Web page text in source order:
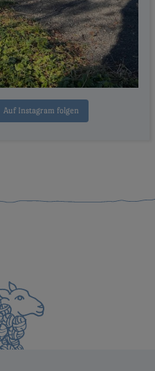
Auf Instagram folgen